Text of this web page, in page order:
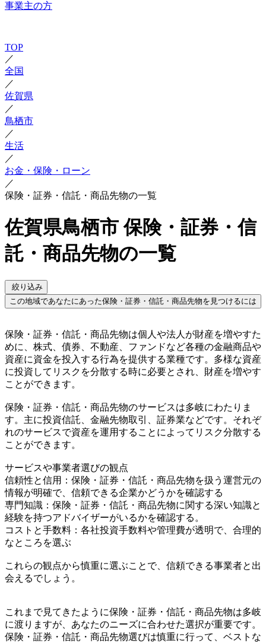
事業主の方
TOP
／
全国
／
佐賀県
／
鳥栖市
／
生活
／
お金・保険・ローン
／
保険・証券・信託・商品先物の一覧
佐賀県鳥栖市 保険・証券・信
託・商品先物の一覧
絞り込み
この地域であなたにあった保険・証券・信託・商品先物を見つけるには
保険・証券・信託・商品先物は個人や法人が財産を増やすた
めに、株式、債券、不動産、ファンドなど各種の金融商品や
資産に資金を投入する行為を提供する業種です。多様な資産
に投資してリスクを分散する時に必要とされ、財産を増やす
ことができます。
保険・証券・信託・商品先物のサービスは多岐にわたりま
す。主に投資信託、金融先物取引、証券業などです。それぞ
れのサービスで資産を運用することによってリスク分散する
ことができます。
サービスや事業者選びの観点
信頼性と信用：保険・証券・信託・商品先物を扱う運営元の
情報が明確で、信頼できる企業かどうかを確認する
専門知識：保険・証券・信託・商品先物に関する深い知識と
経験を持つアドバイザーがいるかを確認する。
コストと手数料：各社投資手数料や管理費が透明で、合理的
なところを選ぶ
これらの観点から慎重に選ぶことで、信頼できる事業者と出
会えるでしょう。
これまで見てきたように保険・証券・信託・商品先物は多岐
に渡りますが、あなたのニーズに合わせた選択が重要です。
保険・証券・信託・商品先物選びは慎重に行って、ベストな